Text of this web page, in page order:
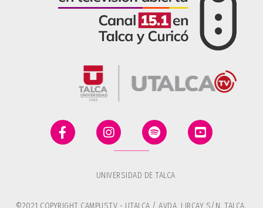
UNIVERSIDAD DE TALCA
©2021 COPYRIGHT CAMPUSTV - UTALCA / AVDA. LIRCAY S/N, TALCA,